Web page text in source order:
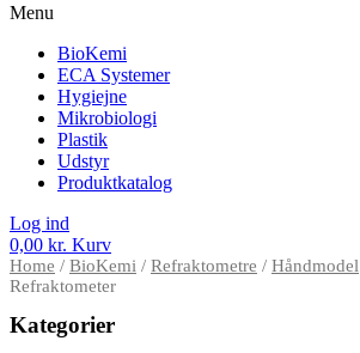
Menu
BioKemi
ECA Systemer
Hygiejne
Mikrobiologi
Plastik
Udstyr
Produktkatalog
Log ind
0,00 kr. Kurv
Home / BioKemi / Refraktometre / Håndmodel
Refraktometer
Kategorier